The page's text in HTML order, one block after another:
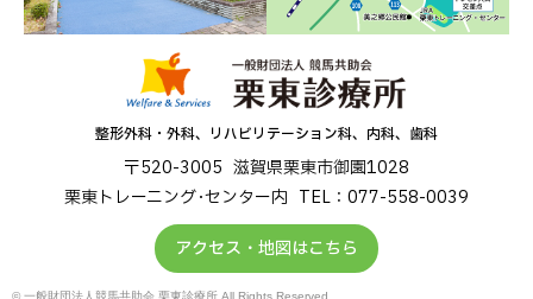
整形外科・外科、リハビリテーション科、内科、歯科
〒520-3005 滋賀県栗東市御園1028
栗東トレーニング･センター内 TEL：077-558-0039
アクセス・地図はこちら
© 一般財団法人競馬共助会 栗東診療所 All Rights Reserved.